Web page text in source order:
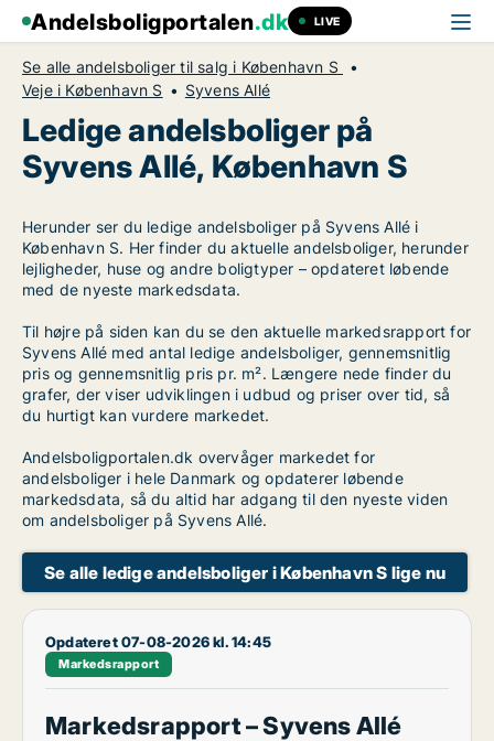
Andelsboligportalen.dk LIVE
Se alle andelsboliger til salg i København S
Veje i København S
Syvens Allé
Ledige andelsboliger på
Syvens Allé, København S
Herunder ser du ledige andelsboliger på Syvens Allé i
København S. Her finder du aktuelle andelsboliger, herunder
lejligheder, huse og andre boligtyper – opdateret løbende
med de nyeste markedsdata.
Til højre på siden kan du se den aktuelle markedsrapport for
Syvens Allé med antal ledige andelsboliger, gennemsnitlig
pris og gennemsnitlig pris pr. m². Længere nede finder du
grafer, der viser udviklingen i udbud og priser over tid, så
du hurtigt kan vurdere markedet.
Andelsboligportalen.dk overvåger markedet for
andelsboliger i hele Danmark og opdaterer løbende
markedsdata, så du altid har adgang til den nyeste viden
om andelsboliger på Syvens Allé.
Se alle ledige andelsboliger i København S lige nu
Opdateret 07-08-2026 kl. 14:45
Markedsrapport
Markedsrapport – Syvens Allé